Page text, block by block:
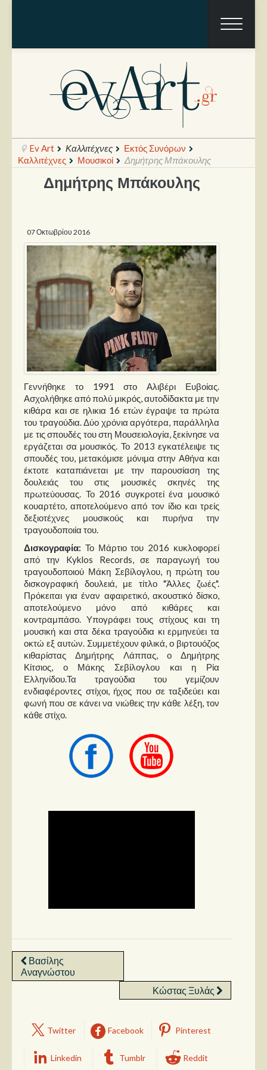
Ραπόρτο
Θέατρο
Συνεντεύξεις
Παρουσιάσεις
Δίσκοι
Σειρές
Ταινίες
Βιβλία
Video News
Καλλιτέχνες
Μουσικοί
Διάφοροι
Εκτός Συνόρων
Νέα
Polls
Small Talk
Blog
Ev Art Καλλιτέχνες
Εκτός Συνόρων
Καλλιτέχνες
Μουσικοί Δημήτρης Μπάκουλης
Δημήτρης Μπάκουλης
07 Οκτωβρίου 2016
Γεννήθηκε το 1991 στο Αλιβέρι Ευβοίας.
Ασχολήθηκε από πολύ μικρός, αυτοδίδακτα με την
κιθάρα και σε ηλικια 16 ετών έγραψε τα πρώτα
του τραγούδια. Δύο χρόνια αργότερα, παράλληλα
με τις σπουδές του στη Μουσειολογία, ξεκίνησε να
εργάζεται σα μουσικός. Το 2013 εγκατέλειψε τις
σπουδές του, μετακόμισε μόνιμα στην Αθήνα και
έκτοτε καταπιάνεται με την παρουσίαση της
δουλειάς του στις μουσικές σκηνές της
πρωτεύουσας. Το 2016 συγκροτεί ένα μουσικό
κουαρτέτο, αποτελούμενο από τον ίδιο και τρείς
δεξιοτέχνες μουσικούς και πυρήνα την
τραγουδοποιία του.
Δισκογραφία: Το Μάρτιο του 2016 κυκλοφορεί
από την Kyklos Records, σε παραγωγή του
τραγουδοποιού Μάκη Σεβίλογλου, η πρώτη του
δισκογραφική δουλειά, με τίτλο "Άλλες ζωές".
Πρόκειται για έναν αφαιρετικό, ακουστικό δίσκο,
αποτελούμενο μόνο από κιθάρες και
κοντραμπάσο. Υπογράφει τους στίχους και τη
μουσική και στα δέκα τραγούδια κι ερμηνεύει τα
οκτώ εξ αυτών. Συμμετέχουν φιλικά, ο βιρτουόζος
κιθαρίστας Δημήτρης Λάππας, ο Δημήτρης
Κίτσιος, ο Μάκης Σεβίλογλου και η Ρία
Ελληνίδου.Τα τραγούδια του γεμίζουν
ενδιαφέροντες στίχοι, ήχος που σε ταξιδεύει και
φωνή που σε κάνει να νιώθεις την κάθε λέξη, τον
κάθε στίχο.
Βασίλης
Αναγνώστου
Κώστας Ξυλάς
Twitter Facebook Pinterest
Linkedin Tumblr Reddit